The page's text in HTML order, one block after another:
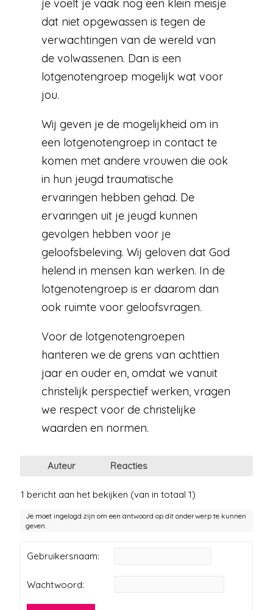
je voelt je vaak nog een klein meisje
dat niet opgewassen is tegen de
verwachtingen van de wereld van
de volwassenen. Dan is een
lotgenotengroep mogelijk wat voor
jou.
Wij geven je de mogelijkheid om in
een lotgenotengroep in contact te
komen met andere vrouwen die ook
in hun jeugd traumatische
ervaringen hebben gehad. De
ervaringen uit je jeugd kunnen
gevolgen hebben voor je
geloofsbeleving. Wij geloven dat God
helend in mensen kan werken. In de
lotgenotengroep is er daarom dan
ook ruimte voor geloofsvragen.
Voor de lotgenotengroepen
hanteren we de grens van achttien
jaar en ouder en, omdat we vanuit
christelijk perspectief werken, vragen
we respect voor de christelijke
waarden en normen.
Auteur Reacties
1 bericht aan het bekijken (van in totaal 1)
Je moet ingelogd zijn om een antwoord op dit onderwerp te kunnen
geven.
Gebruikersnaam:
Wachtwoord: